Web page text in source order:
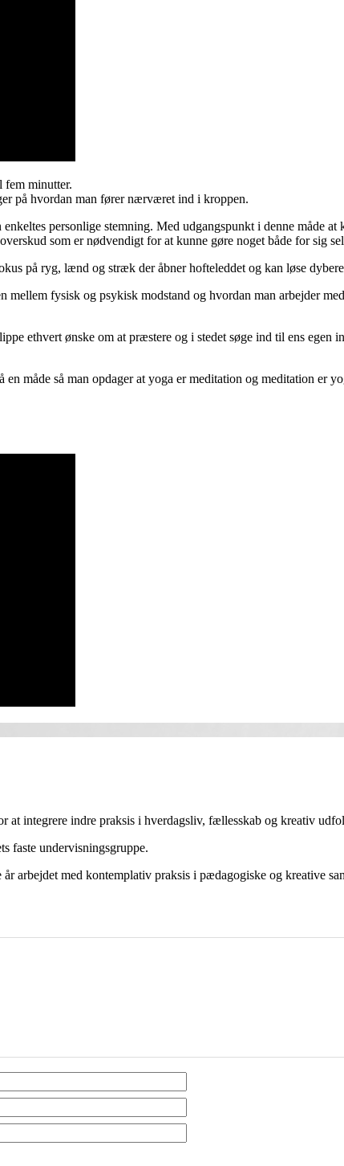
fem minutter.
på hvordan man fører nærværet ind i kroppen.
personlige stemning. Med udgangspunkt i denne måde
som er nødvendigt for at kunne gøre noget både for sig
på ryg, lænd og stræk der åbner hofteleddet og kan løse
fysisk og psykisk modstand og hvordan man arbejder
ethvert ønske om at præstere og i stedet søge ind til ens egen
måde så man opdager at yoga er meditation og meditation er
integrere indre praksis i hverdagsliv, fællesskab og kreativ
faste undervisningsgruppe.
arbejdet med kontemplativ praksis i pædagogiske og kreative